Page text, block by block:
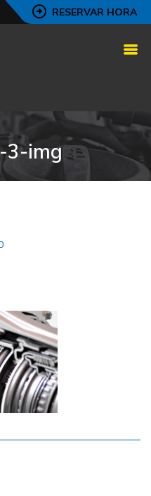
RESERVAR HORA
3-img